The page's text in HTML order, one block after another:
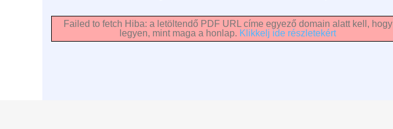
Failed to fetch Hiba: a letöltendő PDF URL címe egyező domain alatt kell, hogy
legyen, mint maga a honlap. Klikkelj ide részletekért